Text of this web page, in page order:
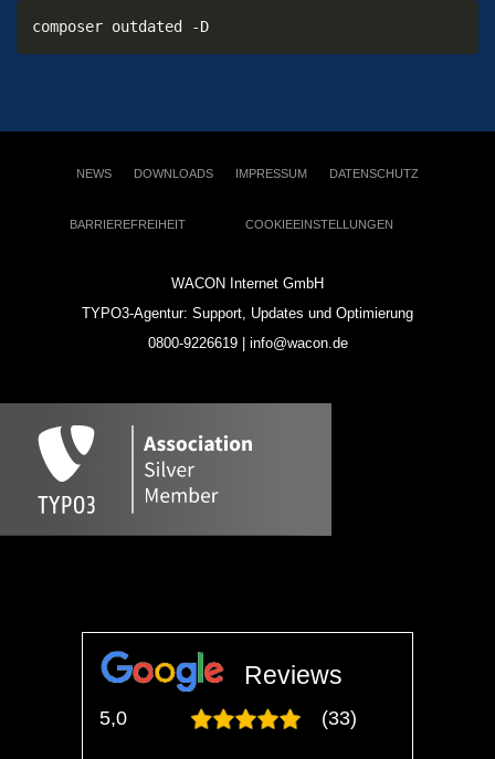
composer outdated -D
NEWS DOWNLOADS IMPRESSUM DATENSCHUTZ
BARRIEREFREIHEIT COOKIEEINSTELLUNGEN
WACON Internet GmbH
TYPO3-Agentur: Support, Updates und Optimierung
0800-9226619 | info@wacon.de
Reviews
5,0 (33)